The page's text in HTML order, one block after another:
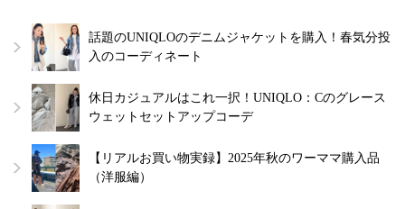
話題のUNIQLOのデニムジャケットを購入！春気分投
入のコーディネート
休日カジュアルはこれ一択！UNIQLO：Cのグレース
ウェットセットアップコーデ
【リアルお買い物実録】2025年秋のワーママ購入品
（洋服編）